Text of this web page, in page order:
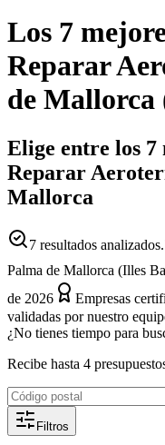
Los 7
Reparar
de Mallorca
Elige entre los 7
Reparar
Mallorca
7 resultados analizados.
Palma de Mallorca (Illes
de 2026
Empresas
validadas por nuestro
¿No tienes tiempo para
Recibe hasta 4
Filtros